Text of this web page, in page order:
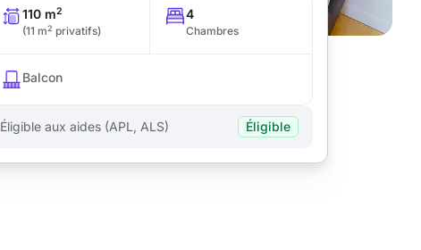
110 m2
(11 m2 privatifs)
4
Chambres
Balcon
Éligible aux aides (APL, ALS) Éligible